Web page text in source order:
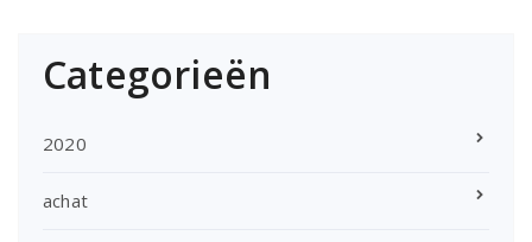
Categorieën
2020
achat